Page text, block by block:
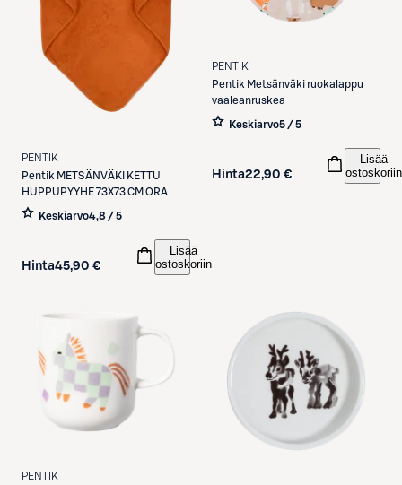
PENTIK
Pentik METSÄNVÄKI KETTU
HUPPUPYYHE 73X73 CM ORA
Keskiarvo4,8 / 5
Hinta45,90 €
Lisää
ostoskoriin
PENTIK
Pentik Metsänväki ruokalappu
vaaleanruskea
Keskiarvo5 / 5
Hinta22,90 €
Lisää
ostoskoriin
PENTIK